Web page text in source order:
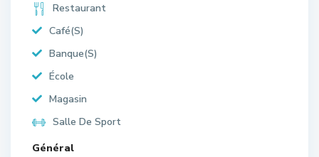
Restaurant
Café(S)
Banque(S)
École
Magasin
Salle De Sport
Général